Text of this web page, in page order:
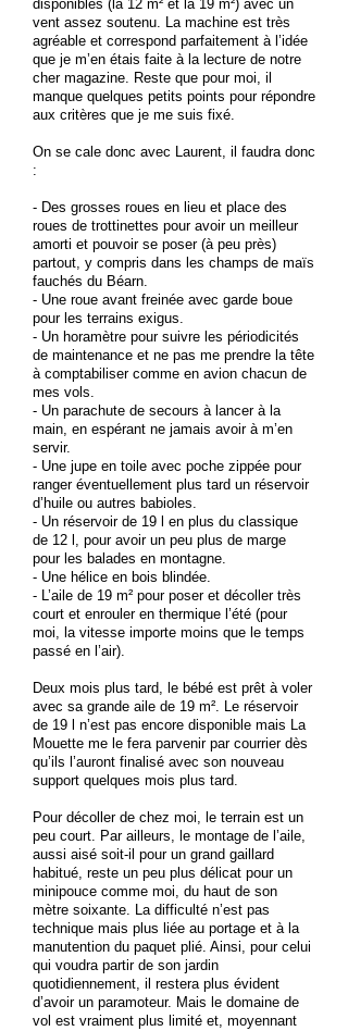
disponibles (la 12 m² et la 19 m²) avec un
vent assez soutenu. La machine est très
agréable et correspond parfaitement à l’idée
que je m’en étais faite à la lecture de notre
cher magazine. Reste que pour moi, il
manque quelques petits points pour répondre
aux critères que je me suis fixé.
On se cale donc avec Laurent, il faudra donc
:
- Des grosses roues en lieu et place des
roues de trottinettes pour avoir un meilleur
amorti et pouvoir se poser (à peu près)
partout, y compris dans les champs de maïs
fauchés du Béarn.
- Une roue avant freinée avec garde boue
pour les terrains exigus.
- Un horamètre pour suivre les périodicités
de maintenance et ne pas me prendre la tête
à comptabiliser comme en avion chacun de
mes vols.
- Un parachute de secours à lancer à la
main, en espérant ne jamais avoir à m’en
servir.
- Une jupe en toile avec poche zippée pour
ranger éventuellement plus tard un réservoir
d’huile ou autres babioles.
- Un réservoir de 19 l en plus du classique
de 12 l, pour avoir un peu plus de marge
pour les balades en montagne.
- Une hélice en bois blindée.
- L’aile de 19 m² pour poser et décoller très
court et enrouler en thermique l’été (pour
moi, la vitesse importe moins que le temps
passé en l’air).
Deux mois plus tard, le bébé est prêt à voler
avec sa grande aile de 19 m². Le réservoir
de 19 l n’est pas encore disponible mais La
Mouette me le fera parvenir par courrier dès
qu’ils l’auront finalisé avec son nouveau
support quelques mois plus tard.
Pour décoller de chez moi, le terrain est un
peu court. Par ailleurs, le montage de l’aile,
aussi aisé soit-il pour un grand gaillard
habitué, reste un peu plus délicat pour un
minipouce comme moi, du haut de son
mètre soixante. La difficulté n’est pas
technique mais plus liée au portage et à la
manutention du paquet plié. Ainsi, pour celui
qui voudra partir de son jardin
quotidiennement, il restera plus évident
d’avoir un paramoteur. Mais le domaine de
vol est vraiment plus limité et, moyennant